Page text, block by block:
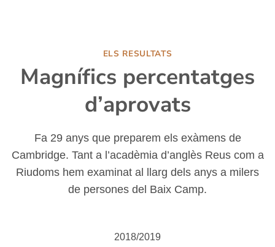
ELS RESULTATS
Magnífics percentatges
d’aprovats
Fa 29 anys que preparem els exàmens de
Cambridge. Tant a l’acadèmia d’anglès Reus com a
Riudoms hem examinat al llarg dels anys a milers
de persones del Baix Camp.
2018/2019